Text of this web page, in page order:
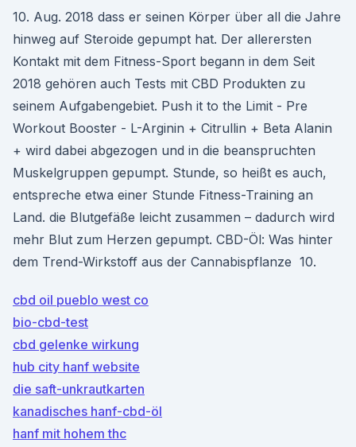
10. Aug. 2018 dass er seinen Körper über all die Jahre
hinweg auf Steroide gepumpt hat. Der allerersten
Kontakt mit dem Fitness-Sport begann in dem Seit
2018 gehören auch Tests mit CBD Produkten zu
seinem Aufgabengebiet. Push it to the Limit - Pre
Workout Booster - L-Arginin + Citrullin + Beta Alanin
+ wird dabei abgezogen und in die beanspruchten
Muskelgruppen gepumpt. Stunde, so heißt es auch,
entspreche etwa einer Stunde Fitness-Training an
Land. die Blutgefäße leicht zusammen – dadurch wird
mehr Blut zum Herzen gepumpt. CBD-Öl: Was hinter
dem Trend-Wirkstoff aus der Cannabispflanze 10.
cbd oil pueblo west co
bio-cbd-test
cbd gelenke wirkung
hub city hanf website
die saft-unkrautkarten
kanadisches hanf-cbd-öl
hanf mit hohem thc